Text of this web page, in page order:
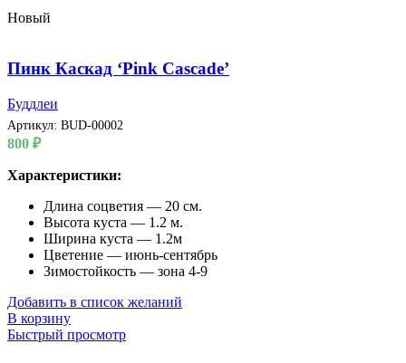
Новый
Пинк Каскад ‘Pink Cascade’
Буддлеи
Артикул: BUD-00002
800 ₽
Характеристики:
Длина соцветия — 20 см.
Высота куста — 1.2 м.
Ширина куста — 1.2м
Цветение — июнь-сентябрь
Зимостойкость — зона 4-9
Добавить в список желаний
В корзину
Быстрый просмотр